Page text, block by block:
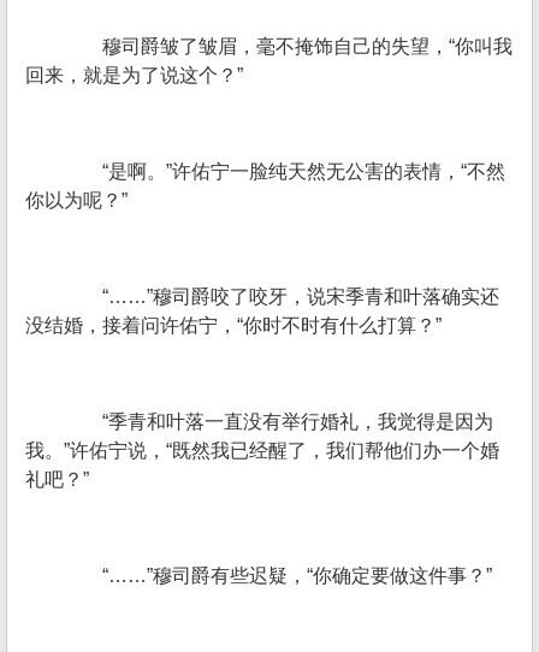
穆司爵皱了皱眉，毫不掩饰自己的失望，“你叫我
回来，就是为了说这个？”
“是啊。”许佑宁一脸纯天然无公害的表情，“不然
你以为呢？”
“……”穆司爵咬了咬牙，说宋季青和叶落确实还
没结婚，接着问许佑宁，“你时不时有什么打算？”
“季青和叶落一直没有举行婚礼，我觉得是因为
我。”许佑宁说，“既然我已经醒了，我们帮他们办一个婚
礼吧？”
“……”穆司爵有些迟疑，“你确定要做这件事？”